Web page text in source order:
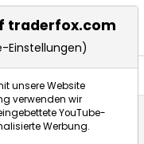
traderfox.com
Einstellungen)
unsere Website
verwenden wir
YouTube-
Werbung.